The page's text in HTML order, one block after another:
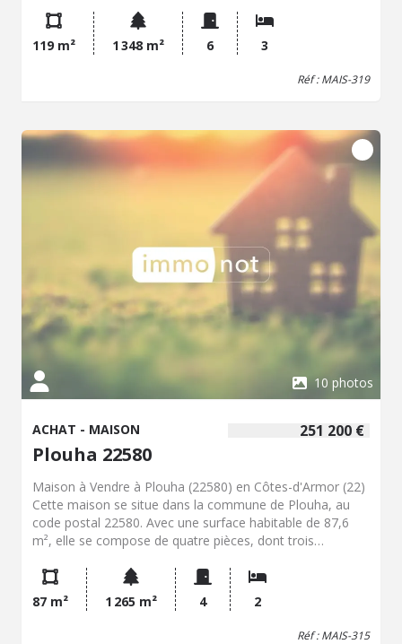
l'étage. Une cuisine équipée donnant accès à la véranda
pour bénéficier des premiers rayons de soleil du matin. Un
salon-séjour, une chambre permettant une vie de plain
pied. Cette maison offre un espace de vie adapté à une
facilitant l'aménagement selon les besoins des occupants.
Elle dispose d'un terrain d'une surface de 1348 m² Les
espaces extérieurs sont clos, aménagés et arboré. La
maison est située à Plouha, une commune côtière
reconnue pour ses plages et ses sentiers de randonnée.
En outre, Plouha propose des centres d'intérêt tels que la
chapelle de Kermaria et le port de Gwin Zégal, ainsi que
des commerces de proximité, des services et des écoles.
Le prix de vente de ce bien est fixé à 240800 euros.
Contactez notre office notarial pour obtenir de plus
amples renseignements sur cette maison à vendre à
Plouha.
119 m² 1 348 m² 6 3
Réf : MAIS-319
10 photos
251 200 €
ACHAT - MAISON
Plouha 22580
Maison à Vendre à Plouha (22580) en Côtes-d'Armor (22)
Cette maison se situe dans la commune de Plouha, au
code postal 22580. Avec une surface habitable de 87,6
m², elle se compose de quatre pièces, dont trois
le plan des aménagements, la maison dispose de
plusieurs espaces fonctionnels. La disposition des pièces
permet une circulation fluide à l'intérieur. Les chambres
sont conçues pour accueillir des lits et du mobilier, offrant
87 m² 1 265 m² 4 2
Réf : MAIS-315